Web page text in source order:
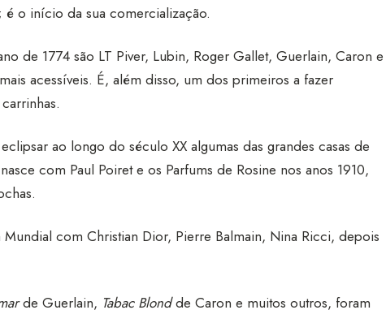
o início da sua comercialização.
de 1774 são LT Piver, Lubin, Roger Gallet, Guerlain, Caron e
acessíveis. É, além disso, um dos primeiros a fazer
ao longo do século XX algumas das grandes casas de
com Paul Poiret e os Parfums de Rosine nos anos 1910,
com Christian Dior, Pierre Balmain, Nina Ricci, depois
de Guerlain, Tabac Blondde Caron e muitos outros, foram